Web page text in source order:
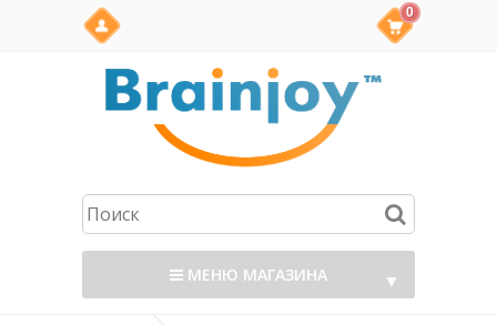
0
МЕНЮ МАГАЗИНА ▼